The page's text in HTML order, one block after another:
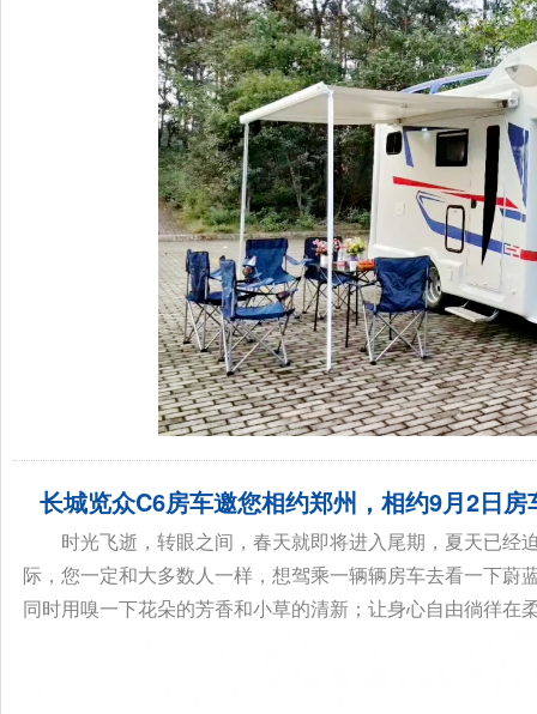
长城览众C6房车邀您相约郑州，相约9月2日
时光飞逝，转眼之间，春天就即将进入尾期，夏天已
际，您一定和大多数人一样，想驾乘一辆辆房车去看一下
同时用嗅一下花朵的芳香和小草的清新；让身心自由徜徉在